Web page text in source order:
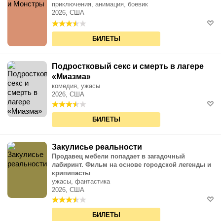
приключения, анимация, боевик
2026, США
БИЛЕТЫ
Подростковый секс и смерть в лагере
«Миазма»
комедия, ужасы
2026, США
БИЛЕТЫ
Закулисье реальности
Продавец мебели попадает в загадочный
лабиринт. Фильм на основе городской легенды и
крипипасты
ужасы, фантастика
2026, США
БИЛЕТЫ